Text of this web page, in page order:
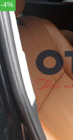
-4%